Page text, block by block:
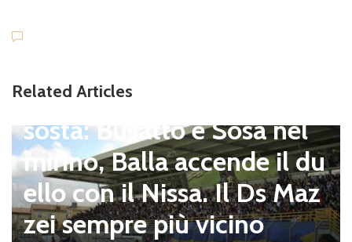
Related Articles
pagnano), mercato senza
sosta: Busatto e Sosa nel
mirino, Balla accende il du
ello con il Nissa. Il Ds Maz
zei sempre più vicino